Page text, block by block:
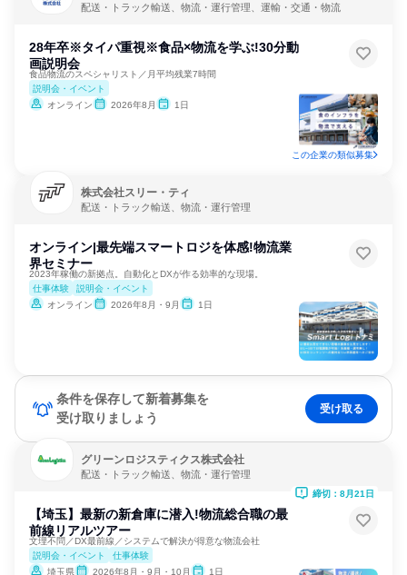
配送・トラック輸送、物流・運行管理、運輸・交通・物流
28年卒※タイパ重視※食品×物流を学ぶ!30分動
画説明会
食品物流のスペシャリスト／月平均残業7時間
説明会・イベント
オンライン
2026年8月 1日
この企業の類似募集
株式会社スリー・ティ
配送・トラック輸送、物流・運行管理
オンライン|最先端スマートロジを体感!物流業
界セミナー
2023年稼働の新拠点。自動化とDXが作る効率的な現場。
仕事体験
説明会・イベント
オンライン
2026年8月・9月 1日
条件を保存して新着募集を
受け取りましょう
受け取る
グリーンロジスティクス株式会社
配送・トラック輸送、物流・運行管理
【埼玉】最新の新倉庫に潜入!物流総合職の最
前線リアルツアー
文理不問／DX最前線／システムで解決が得意な物流会社
説明会・イベント
仕事体験
埼玉県
2026年8月・9月・10月 1日
締切：8月21日